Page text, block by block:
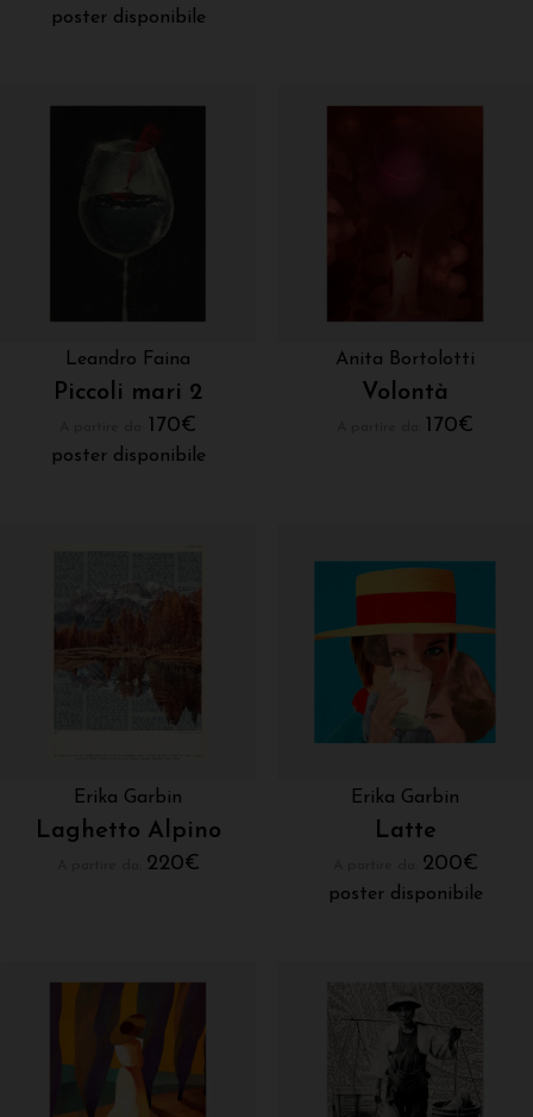
poster disponibile
Leandro Faina
Piccoli mari 2
170€
poster disponibile
Anita Bortolotti
Volontà
170€
Erika Garbin
Laghetto Alpino
220€
Erika Garbin
Latte
200€
poster disponibile